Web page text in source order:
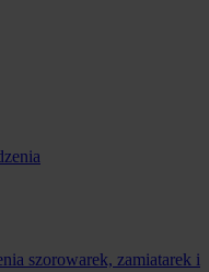
szorowarek, zamiatarek i